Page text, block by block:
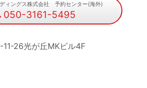
ィングス株式会社 予約センター(海外)
050-3161-5495
26光が丘MKビル4F